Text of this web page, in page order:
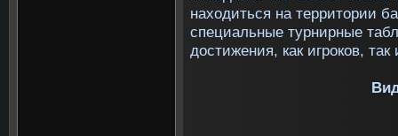
находиться на территории
специальные турнирные
достижения, как игроков,